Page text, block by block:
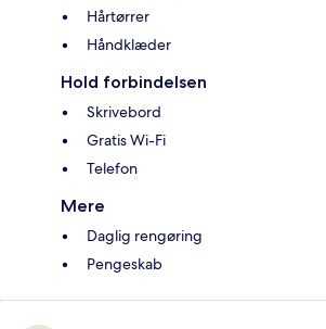
Hårtørrer
Håndklæder
Hold forbindelsen
Skrivebord
Gratis Wi-Fi
Telefon
Mere
Daglig rengøring
Pengeskab